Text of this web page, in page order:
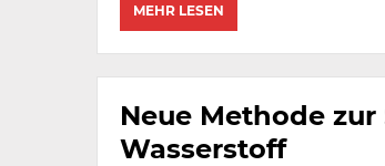
MEHR LESEN
Neue Methode
Wasserstoff